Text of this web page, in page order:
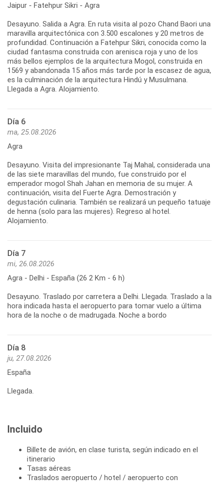
Jaipur - Fatehpur Sikri - Agra
Desayuno. Salida a Agra. En ruta visita al pozo Chand Baori una
maravilla arquitectónica con 3.500 escalones y 20 metros de
profundidad. Continuación a Fatehpur Sikri, conocida como la
ciudad fantasma construida con arenisca roja y uno de los
más bellos ejemplos de la arquitectura Mogol, construida en
1569 y abandonada 15 años más tarde por la escasez de agua,
es la culminación de la arquitectura Hindú y Musulmana.
Llegada a Agra. Alojamiento.
Día 6
ma, 25.08.2026
Agra
Desayuno. Visita del impresionante Taj Mahal, considerada una
de las siete maravillas del mundo, fue construido por el
emperador mogol Shah Jahan en memoria de su mujer. A
continuación, visita del Fuerte Agra. Demostración y
degustación culinaria. También se realizará un pequeño tatuaje
de henna (solo para las mujeres). Regreso al hotel.
Alojamiento.
Día 7
mi, 26.08.2026
Agra - Delhi - España (26 2 Km - 6 h)
Desayuno. Traslado por carretera a Delhi. Llegada. Traslado a la
hora indicada hasta el aeropuerto para tomar vuelo a última
hora de la noche o de madrugada. Noche a bordo
Día 8
ju, 27.08.2026
España
Llegada.
Incluido
Billete de avión, en clase turista, según indicado en el
itinerario
Tasas aéreas
Traslados aeropuerto / hotel / aeropuerto con